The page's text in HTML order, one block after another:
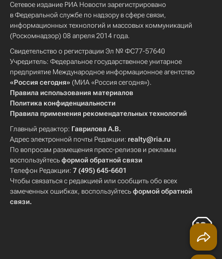
Сетевое издание РИА Новости зарегистрировано
в Федеральной службе по надзору в сфере связи,
информационных технологий и массовых коммуникаций
(Роскомнадзор) 08 апреля 2014 года.
Свидетельство о регистрации Эл № ФС77-57640
Учредитель: Федеральное государственное унитарное
предприятие Международное информационное агентство
«Россия сегодня» (МИА «Россия сегодня»).
Правила использования материалов
Политика конфиденциальности
Правила применения рекомендательных технологий
Главный редактор: Гаврилова А.В.
Адрес электронной почты Редакции: realty@ria.ru
По вопросам размещения пресс-релизов и рекламы
воспользуйтесьформой обратной связи
Телефон Редакции: 7 (495) 645-6601
Чтобы связаться с редакцией или сообщить обо всех
замеченных ошибках, воспользуйтесьформой обратной
связи.